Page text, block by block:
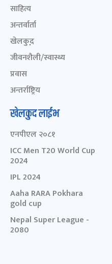
साहित्य
अन्तर्वार्ता
खेलकुद़़
जीवनशैली/स्वास्थ्य
प्रवास
अन्तर्राष्ट्रिय
खेलकुद लाईभ
एनपीएल २०८१
ICC Men T20 World Cup
2024
IPL 2024
Aaha RARA Pokhara
gold cup
Nepal Super League -
2080